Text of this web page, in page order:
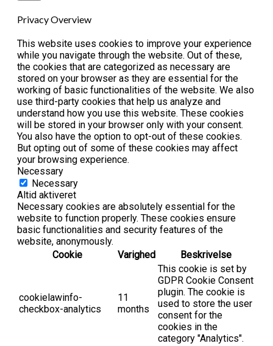
Privacy Overview
This website uses cookies to improve your experience
while you navigate through the website. Out of these,
the cookies that are categorized as necessary are
stored on your browser as they are essential for the
working of basic functionalities of the website. We also
use third-party cookies that help us analyze and
understand how you use this website. These cookies
will be stored in your browser only with your consent.
You also have the option to opt-out of these cookies.
But opting out of some of these cookies may affect
your browsing experience.
Necessary
Necessary
Altid aktiveret
Necessary cookies are absolutely essential for the
website to function properly. These cookies ensure
basic functionalities and security features of the
website, anonymously.
Cookie
Varighed Beskrivelse
cookielawinfo-
checkbox-analytics
11
months
This cookie is set by
GDPR Cookie Consent
plugin. The cookie is
used to store the user
consent for the
cookies in the
category "Analytics".